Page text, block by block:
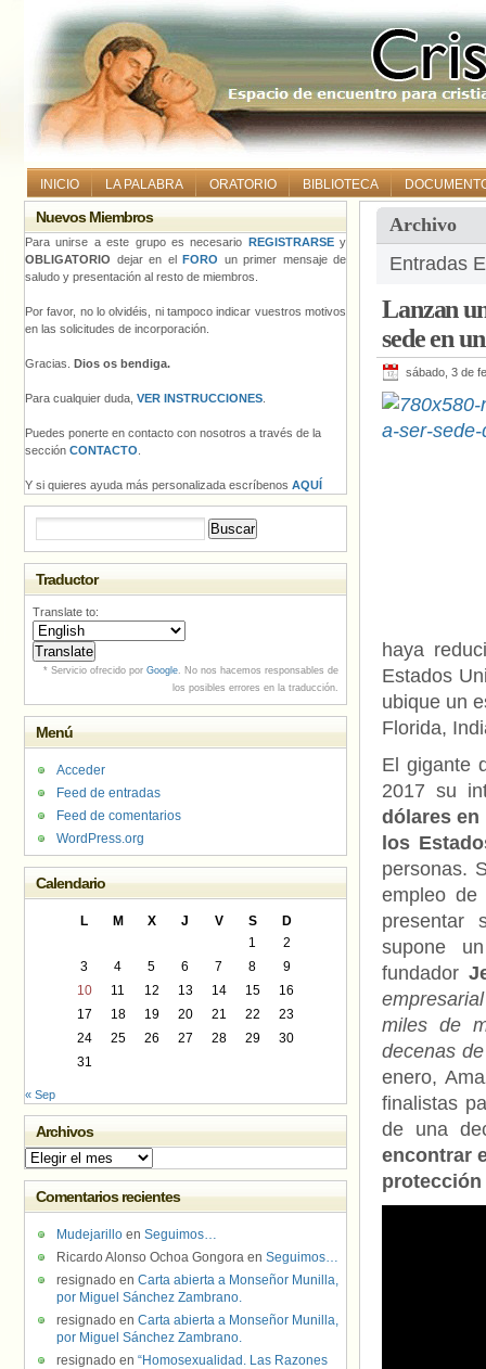
INICIO LA PALABRA ORATORIO BIBLIOTECA
Archivo
Entradas
Lanzan
sede en
sábado, 3 de
haya
Estados
ubique un
Florida,
El gigante
2017 su
dólares en
los
personas.
empleo
presentar
supone
fundador
miles de
decenas
enero,
finalistas
de una
encontrar
Nuevos Miembros
Para unirse a este grupo es necesario REGISTRARSEy
OBLIGATORIO dejar en el FORO un primer mensaje de
saludo y presentación al resto de miembros.
Por favor, no lo olvidéis, ni tampoco indicar vuestros motivos
en las solicitudes de incorporación.
Gracias. Dios os bendiga.
Para cualquier duda, VER INSTRUCCIONES
Puedes ponerte en contacto con nosotros a través de la
sección CONTACTO
Y si quieres ayuda más personalizada escríbenos AQUÍ
Traductor
Translate to:
* Servicio ofrecido por Google. No nos hacemos responsables de
los posibles errores en la traducción.
Menú
Acceder
Feed de entradas
Feed de comentarios
WordPress.org
Calendario
L M X J V S
D
1
2
3
4 5 6 7 8
9
10
11 12 13 14 15
16
17
18 19 20 21 22
23
24
25 26 27 28 29
30
31
« Sep
Archivos
Archivos
Comentarios recientes
Mudejarillo en Seguimos…
Ricardo Alonso Ochoa Gongora en Seguimos…
resignado en Carta abierta a Monseñor Munilla,
por Miguel Sánchez Zambrano.
resignado en Carta abierta a Monseñor Munilla,
por Miguel Sánchez Zambrano.
resignado en “Homosexualidad. Las Razones